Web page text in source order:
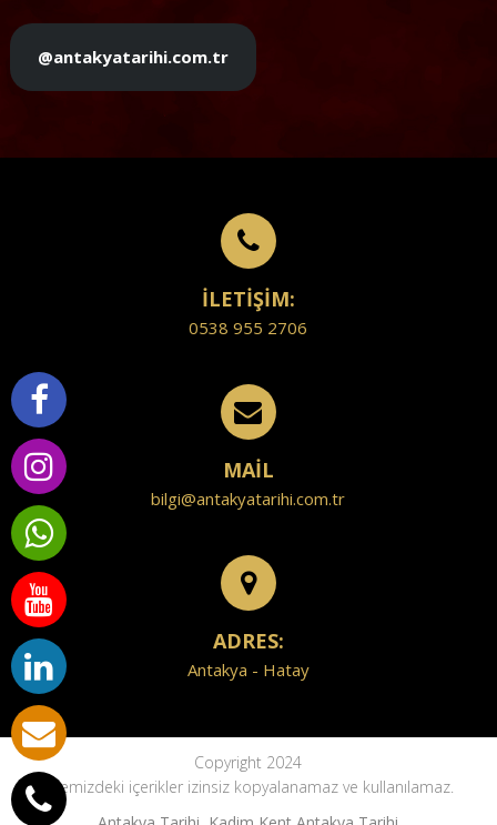
@antakyatarihi.com.tr
İLETİŞİM:
0538 955 2706
MAİL
bilgi@antakyatarihi.com.tr
ADRES:
Antakya - Hatay
Copyright 2024
Sitemizdeki içerikler izinsiz kopyalanamaz ve kullanılamaz.